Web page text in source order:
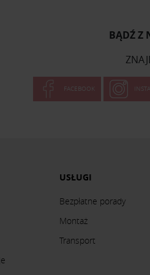
BĄDŹ Z
FACEBOOK
USŁUGI
Bezpłatne porady
Montaż
Transport